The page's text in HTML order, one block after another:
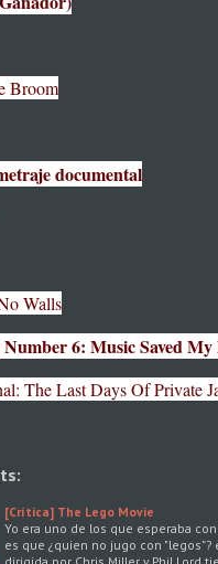
Broom
documental
Walls
6: Music Saved
The Last Days Of Private
[Crítica] The Lego Movie
Yo era uno de los que esperaba
es que ¿quien no jugo con "legos"?